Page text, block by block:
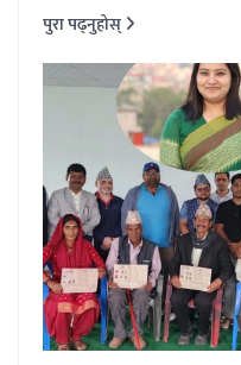
पुरा पढ्नुहोस्